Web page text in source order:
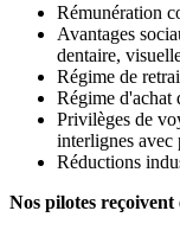
Rémunération
Avantages
dentaire,
Régime de
Régime d'achat
Privilèges de
interlignes avec
Réductions
Nos pilotes reçoivent